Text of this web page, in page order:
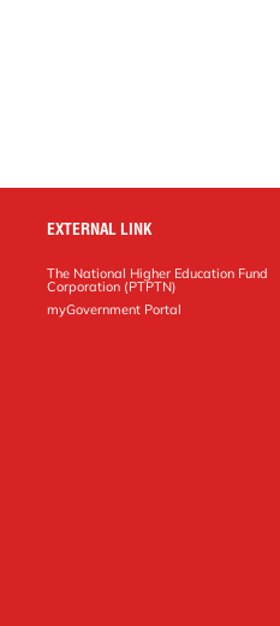
EXTERNAL LINK
The National Higher Education Fund
Corporation (PTPTN)
myGovernment Portal